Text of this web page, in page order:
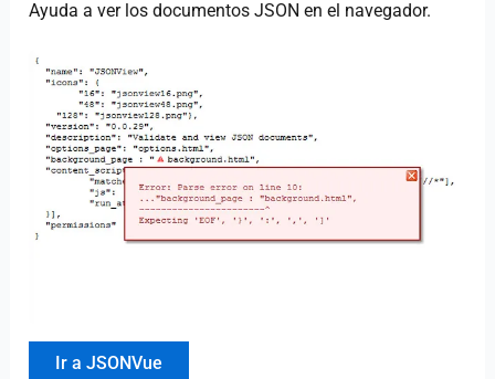
Ayuda a ver los documentos JSON en el navegador.
Ir a JSONVue